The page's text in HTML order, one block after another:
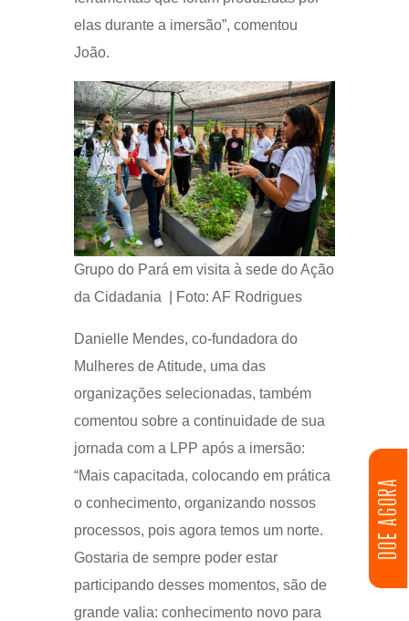
DOE AGORA
elas durante a imersão”, comentou
João.
Grupo do Pará em visita à sede do Ação
da Cidadania | Foto: AF Rodrigues
Danielle Mendes, co-fundadora do
Mulheres de Atitude, uma das
organizações selecionadas, também
comentou sobre a continuidade de sua
jornada com a LPP após a imersão:
“Mais capacitada, colocando em prática
o conhecimento, organizando nossos
processos, pois agora temos um norte.
Gostaria de sempre poder estar
participando desses momentos, são de
grande valia: conhecimento novo para